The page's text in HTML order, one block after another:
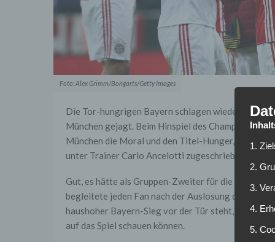
Foto: Alex Grimm/Bongarts/Getty Images
Die Tor-hungrigen Bayern schlagen wieder zu –
München gejagt. Beim Hinspiel des Champions
München die Moral und den Titel-Hunger, den
unter Trainer Carlo Ancelotti zugeschrieben hatte.
Gut, es hätte als Gruppen-Zweiter für die Bayern
begleitete jeden Fan nach der Auslosung die
haushoher Bayern-Sieg vor der Tür steht, dann
auf das Spiel schauen können.
1.
2.
3.
4.
5.